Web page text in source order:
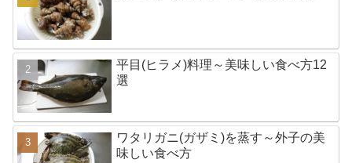
平目(ヒラメ)料理～美味しい食べ方12
選
ワタリガニ(ガザミ)を蒸す～外子の美
味しい食べ方